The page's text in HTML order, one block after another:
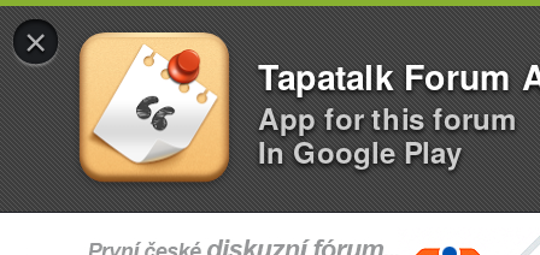
×
Tapatalk Forum
App for this forum
In Google Play